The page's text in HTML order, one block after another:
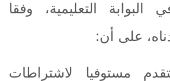
البوابة التعليمية، وفقا
على أن:
مستوفيا لاشتراطات